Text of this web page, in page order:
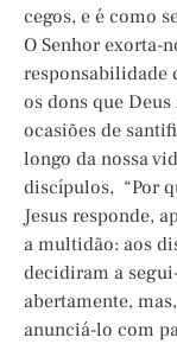
cegos, e é como
O Senhor exorta-
responsabilidade
os dons que
ocasiões de
longo da nossa
discípulos, “Por
Jesus responde,
a multidão: aos
decidiram a
abertamente,
anunciá-lo com